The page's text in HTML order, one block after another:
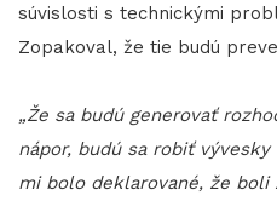
súvislosti s technickými
Zopakoval, že tie budú
„Že sa budú generovať
nápor, budú sa robiť
mi bolo deklarované, že boli